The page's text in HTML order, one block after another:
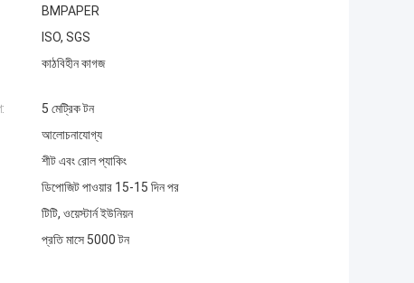
BMPAPER
ISO, SGS
কাঠবিহীন কাগজ
5 মেট্রিক টন
আলোচনাযোগ্য
শীট এবং রোল প্যাকিং
ডিপোজিট পাওয়ার 15-15 দিন পর
টিটি, ওয়েস্টার্ন ইউনিয়ন
প্রতি মাসে 5000 টন